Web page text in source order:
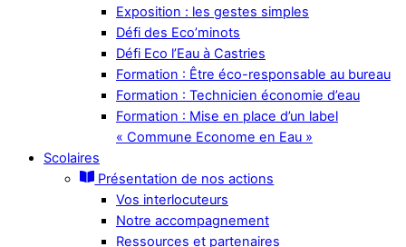
Exposition : les gestes simples
Défi des Eco’minots
Défi Eco l’Eau à Castries
Formation : Être éco-responsable au bureau
Formation : Technicien économie d’eau
Formation : Mise en place d’un label
« Commune Econome en Eau »
Scolaires
Présentation de nos actions
Vos interlocuteurs
Notre accompagnement
Ressources et partenaires